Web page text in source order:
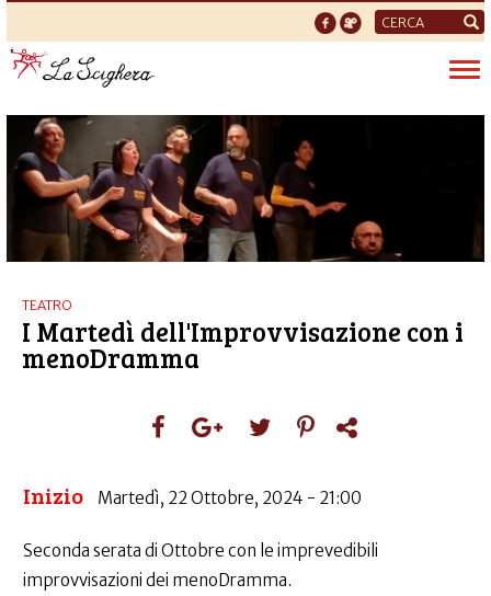
Form
di
ricerca
TEATRO
I Martedì dell'Improvvisazione con i
menoDramma
Inizio Martedì, 22 Ottobre, 2024 - 21:00
Seconda serata di Ottobre con le imprevedibili
improvvisazioni dei menoDramma.